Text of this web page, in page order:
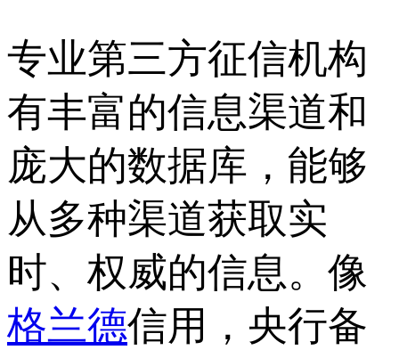
专业第三方征信机构
有丰富的信息渠道和
庞大的数据库，能够
从多种渠道获取实
时、权威的信息。像
格兰德信用，央行备